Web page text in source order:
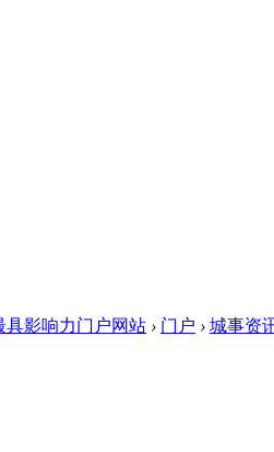
影响力门户网站 › 门户 › 城事资